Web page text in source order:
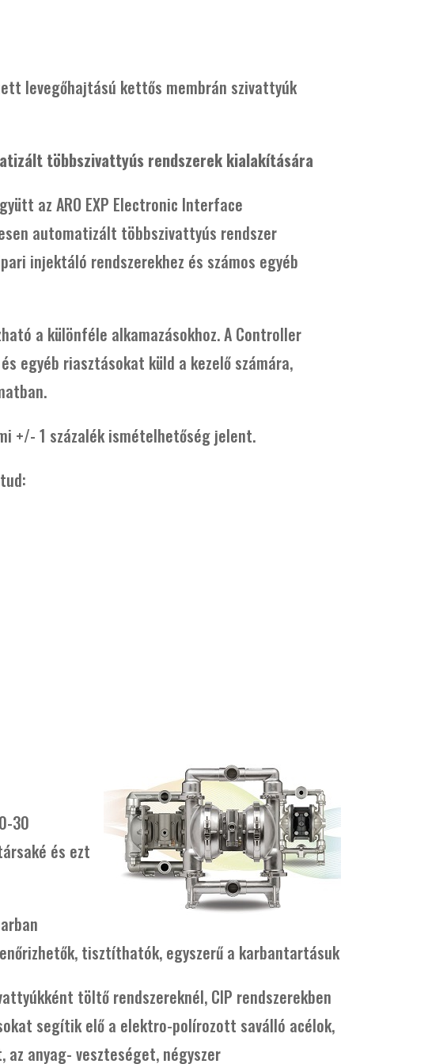
levegőhajtású kettős membrán szivattyúk
többszivattyús rendszerek kialakítására
az ARO EXP Electronic Interface
automatizált többszivattyús rendszer
injektáló rendszerekhez és számos egyéb
a különféle alkamazásokhoz. A Controller
egyéb riasztásokat küld a kezelő számára,
+/- 1 százalék ismételhetőség jelent.
30
és ezt
tisztíthatók, egyszerű a karbantartásuk
töltő rendszereknél, CIP rendszerekben
segítik elő a elektro-polírozott saválló acélok,
az anyag- veszteséget, négyszer